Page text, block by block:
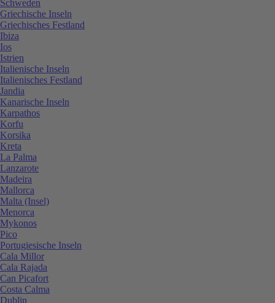
Schweden
Griechische Inseln
Griechisches Festland
Ibiza
Ios
Istrien
Italienische Inseln
Italienisches Festland
Jandia
Kanarische Inseln
Karpathos
Korfu
Korsika
Kreta
La Palma
Lanzarote
Madeira
Mallorca
Malta (Insel)
Menorca
Mykonos
Pico
Portugiesische Inseln
Cala Millor
Cala Rajada
Can Picafort
Costa Calma
Dublin